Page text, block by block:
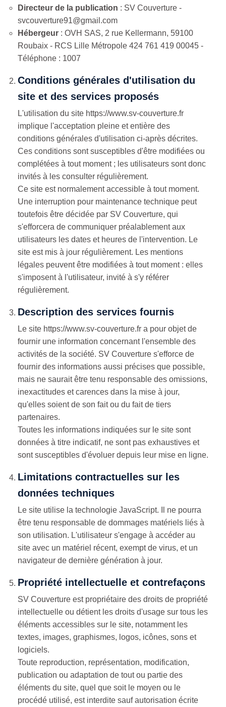
Directeur de la publication : SV Couverture -
svcouverture91@gmail.com
Hébergeur : OVH SAS, 2 rue Kellermann, 59100
Roubaix - RCS Lille Métropole 424 761 419 00045 -
Téléphone : 1007
Conditions générales d'utilisation du
site et des services proposés
L'utilisation du site https://www.sv-couverture.fr
implique l'acceptation pleine et entière des
conditions générales d'utilisation ci-après décrites.
Ces conditions sont susceptibles d'être modifiées ou
complétées à tout moment ; les utilisateurs sont donc
invités à les consulter régulièrement.
Ce site est normalement accessible à tout moment.
Une interruption pour maintenance technique peut
toutefois être décidée par SV Couverture, qui
s'efforcera de communiquer préalablement aux
utilisateurs les dates et heures de l'intervention. Le
site est mis à jour régulièrement. Les mentions
légales peuvent être modifiées à tout moment : elles
s'imposent à l'utilisateur, invité à s'y référer
régulièrement.
Description des services fournis
Le site https://www.sv-couverture.fr a pour objet de
fournir une information concernant l'ensemble des
activités de la société. SV Couverture s'efforce de
fournir des informations aussi précises que possible,
mais ne saurait être tenu responsable des omissions,
inexactitudes et carences dans la mise à jour,
qu'elles soient de son fait ou du fait de tiers
partenaires.
Toutes les informations indiquées sur le site sont
données à titre indicatif, ne sont pas exhaustives et
sont susceptibles d'évoluer depuis leur mise en ligne.
Limitations contractuelles sur les
données techniques
Le site utilise la technologie JavaScript. Il ne pourra
être tenu responsable de dommages matériels liés à
son utilisation. L'utilisateur s'engage à accéder au
site avec un matériel récent, exempt de virus, et un
navigateur de dernière génération à jour.
Propriété intellectuelle et contrefaçons
SV Couverture est propriétaire des droits de propriété
intellectuelle ou détient les droits d'usage sur tous les
éléments accessibles sur le site, notamment les
textes, images, graphismes, logos, icônes, sons et
logiciels.
Toute reproduction, représentation, modification,
publication ou adaptation de tout ou partie des
éléments du site, quel que soit le moyen ou le
procédé utilisé, est interdite sauf autorisation écrite